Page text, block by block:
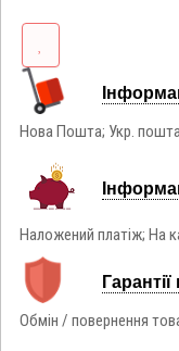
Нова Пошта; Укр.
Наложений платіж; На
Обмін / повернення